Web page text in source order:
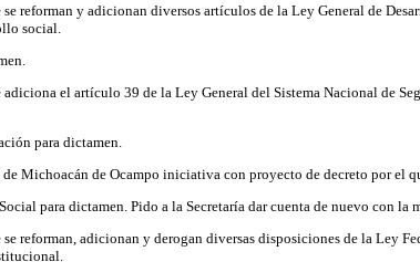
reforman y adicionan diversos artículos de la Ley General de
social.
el artículo 39 de la Ley General del Sistema Nacional de
para dictamen.
Michoacán de Ocampo iniciativa con proyecto de decreto por el
para dictamen. Pido a la Secretaría dar cuenta de nuevo con la
reforman, adicionan y derogan diversas disposiciones de la Ley